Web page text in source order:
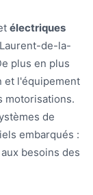
électriques
de-la-
plus en plus
et l'équipement
motorisations.
de
embarqués :
besoins des